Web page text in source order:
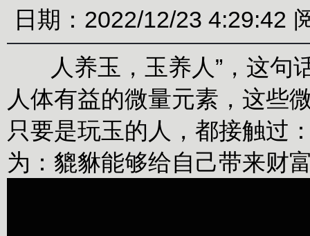
日期：2022/12/23 4:29:42
人养玉，玉养人”，这句
人体有益的微量元素，这些
只要是玩玉的人，都接触过
为：貔貅能够给自己带来财